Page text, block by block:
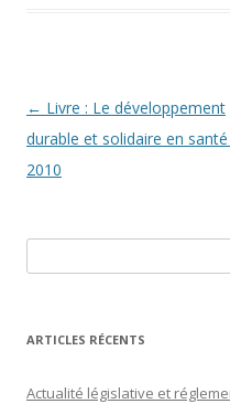
Navigation
des
articles
← Livre : Le développement
durable et solidaire en
2010
ARTICLES RÉCENTS
Actualité législative et